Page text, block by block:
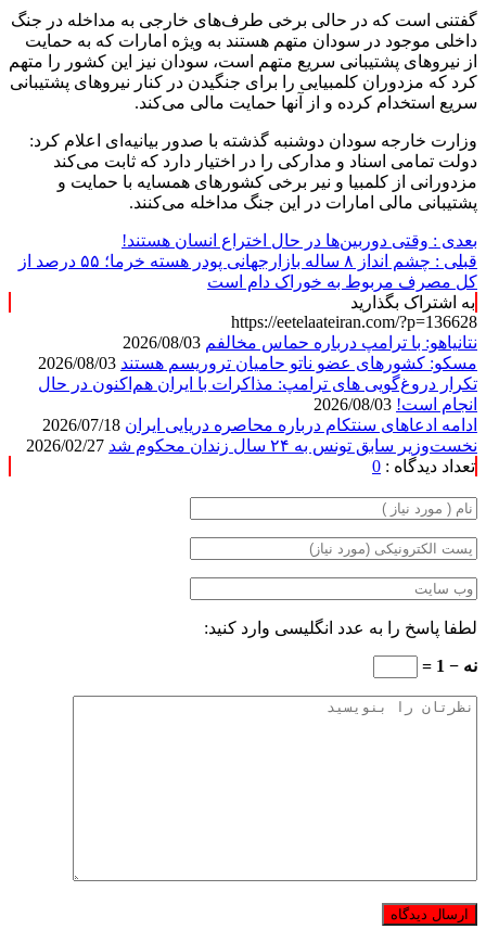
گفتنی است که در حالی برخی طرف‌های خارجی به مداخله در جنگ
داخلی موجود در سودان متهم هستند به ویژه امارات که به حمایت
از نیروهای پشتیبانی سریع متهم است، سودان نیز این کشور را متهم
کرد که مزدوران کلمبیایی را برای جنگیدن در کنار نیروهای پشتیبانی
سریع استخدام کرده و از آنها حمایت مالی می‌کند.
وزارت خارجه سودان دوشنبه گذشته با صدور بیانیه‌ای اعلام کرد:
دولت تمامی اسناد و مدارکی را در اختیار دارد که ثابت می‌کند
مزدورانی از کلمبیا و نیر برخی کشورهای همسایه با حمایت و
پشتیبانی مالی امارات در این جنگ مداخله می‌کنند.
بعدی : وقتی دوربین‌ها در حال اختراع انسان هستند!
قبلی :
چشم انداز ۸ ساله بازارجهانی پودر هسته خرما؛ ۵۵ درصد از
کل مصرف مربوط به خوراک دام است
به اشتراک بگذارید
https://eetelaateiran.com/?p=136628
نتانیاهو: با ترامپ درباره حماس مخالفم
مسکو: کشورهای عضو ناتو حامیان تروریسم هستند
تکرار دروغ‌گویی های ترامپ: مذاکرات با ایران هم‌اکنون در حال
انجام است!
ادامه ادعاهای سنتکام درباره محاصره دریایی ایران
نخست‌وزیر سابق تونس به ۲۴ سال زندان محکوم شد
تعداد دیدگاه : 0
لطفا پاسخ را به عدد انگلیسی وارد کنید:
نه − 1 =